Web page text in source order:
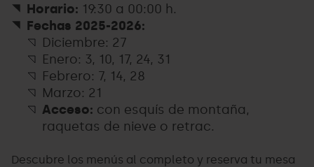
Horario: 19:30 a 00:00 h.
Fechas 2025-2026:
Diciembre: 27
Enero: 3, 10, 17, 24, 31
Febrero: 7, 14, 28
Marzo: 21
Acceso: con esquís de montaña,
raquetas de nieve o retrac.
Descubre los menús al completo y reserva tu mesa